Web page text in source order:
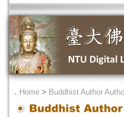
． Home > Buddhist Author